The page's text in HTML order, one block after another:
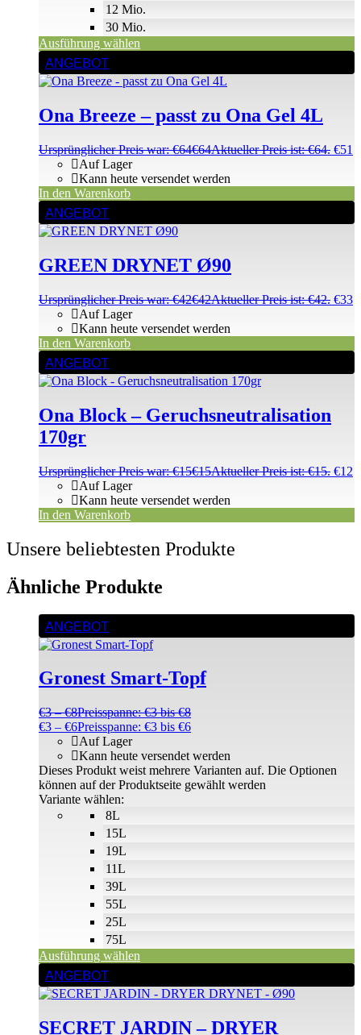
12 Mio.
30 Mio.
Ausführung wählen
ANGEBOT
Ona Breeze – passt zu Ona Gel 4L
Ursprünglicher Preis war: €64€64Aktueller Preis ist: €64. €51
Auf Lager
Kann heute versendet werden
In den Warenkorb
ANGEBOT
GREEN DRYNET Ø90
Ursprünglicher Preis war: €42€42Aktueller Preis ist: €42. €33
Auf Lager
Kann heute versendet werden
In den Warenkorb
ANGEBOT
Ona Block – Geruchsneutralisation
170gr
Ursprünglicher Preis war: €15€15Aktueller Preis ist: €15. €12
Auf Lager
Kann heute versendet werden
In den Warenkorb
Unsere beliebtesten Produkte
Ähnliche Produkte
ANGEBOT
Gronest Smart-Topf
€3 –€8Preisspanne: €3 bis €8
€3 – €6Preisspanne: €3 bis €6
8L
15L
19L
11L
39L
55L
25L
75L
Auf Lager
Kann heute versendet werden
Variante wählen:
Ausführung wählen
Dieses Produkt weist mehrere Varianten auf. Die Optionen
können auf der Produktseite gewählt werden
ANGEBOT
SECRET JARDIN – DRYER